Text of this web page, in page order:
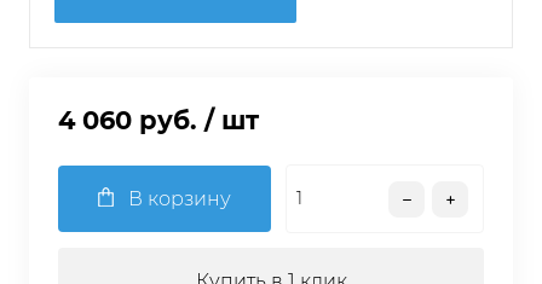
4 060 руб. / шт
В корзину